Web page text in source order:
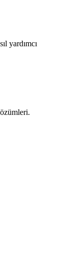
yardımcı